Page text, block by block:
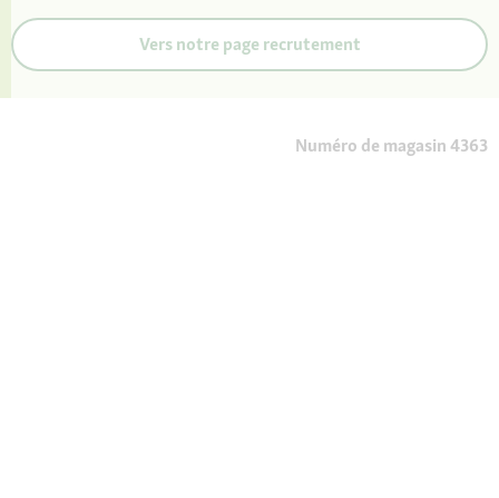
Vers notre page recrutement
Numéro de magasin 4363